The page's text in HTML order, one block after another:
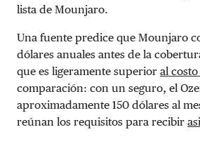
lista de Mounjaro.
Una fuente predice que Mounjaro
dólares anuales antes de la
que es ligeramente superior al
comparación: con un seguro, el
aproximadamente 150 dólares al
reúnan los requisitos para recibir